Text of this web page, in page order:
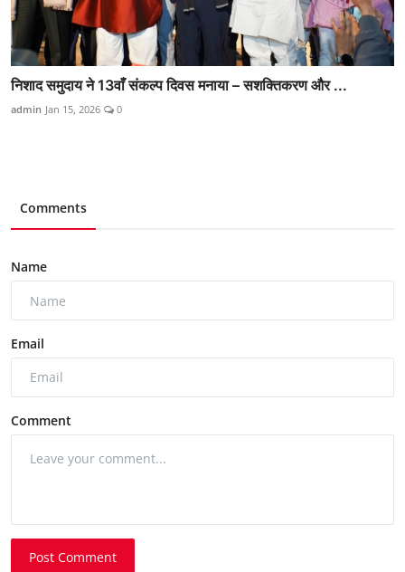
निशाद समुदाय ने 13वाँ संकल्प दिवस मनाया – सशक्तिकरण और ...
admin Jan 15, 2026 0
Comments
Name
Email
Comment
Post Comment